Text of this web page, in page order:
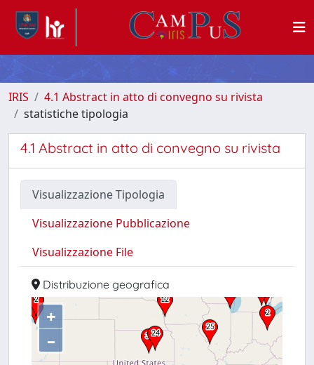
IRIS
4.1 Abstract in atto di convegno su rivista
statistiche tipologia
4.1 Abstract in atto di convegno su rivista
Visualizzazione Tipologia
Visualizzazione Pubblicazione
Visualizzazione File
Distribuzione geografica
+
–